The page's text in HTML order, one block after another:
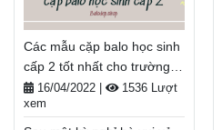
giúp bạn khám phá những
mẫu balo thời trang cao
cấp nhất.
Balodep.shop|Chuyên Balo-
Túi xách–Vali đẹp.
FreeShip toàn quốc, Miễn
Các mẫu cặp balo học sinh
cấp 2 tốt nhất cho trường
học - Balodep.shop
16/04/2022
1536 Lượt
xem